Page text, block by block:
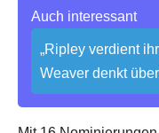
Auch interessant
„Ripley verdient
Weaver denkt